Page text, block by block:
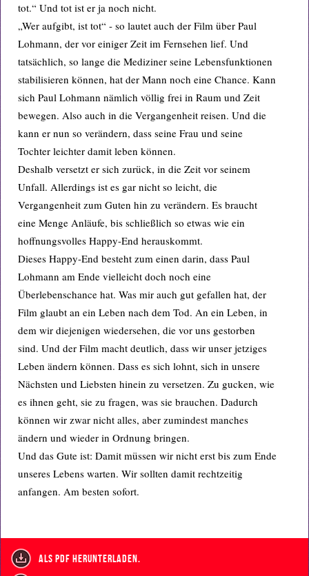
tot.“ Und tot ist er ja noch nicht.
„Wer aufgibt, ist tot“ - so lautet auch der Film über Paul
Lohmann, der vor einiger Zeit im Fernsehen lief. Und
tatsächlich, so lange die Mediziner seine Lebensfunktionen
stabilisieren können, hat der Mann noch eine Chance. Kann
sich Paul Lohmann nämlich völlig frei in Raum und Zeit
bewegen. Also auch in die Vergangenheit reisen. Und die
kann er nun so verändern, dass seine Frau und seine
Tochter leichter damit leben können.
Deshalb versetzt er sich zurück, in die Zeit vor seinem
Unfall. Allerdings ist es gar nicht so leicht, die
Vergangenheit zum Guten hin zu verändern. Es braucht
eine Menge Anläufe, bis schließlich so etwas wie ein
hoffnungsvolles Happy-End herauskommt.
Dieses Happy-End besteht zum einen darin, dass Paul
Lohmann am Ende vielleicht doch noch eine
Überlebenschance hat. Was mir auch gut gefallen hat, der
Film glaubt an ein Leben nach dem Tod. An ein Leben, in
dem wir diejenigen wiedersehen, die vor uns gestorben
sind. Und der Film macht deutlich, dass wir unser jetziges
Leben ändern können. Dass es sich lohnt, sich in unsere
Nächsten und Liebsten hinein zu versetzen. Zu gucken, wie
es ihnen geht, sie zu fragen, was sie brauchen. Dadurch
können wir zwar nicht alles, aber zumindest manches
ändern und wieder in Ordnung bringen.
Und das Gute ist: Damit müssen wir nicht erst bis zum Ende
unseres Lebens warten. Wir sollten damit rechtzeitig
anfangen. Am besten sofort.
als PDF herunterladen.